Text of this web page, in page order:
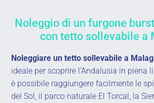
Noleggio di un furgone
con tetto sollevabile a
Noleggiare un tetto sollevabile a
ideale per scoprire l’Andalusia in piena
è possibile raggiungere facilmente le
del Sol, il parco naturale El Torcal, la